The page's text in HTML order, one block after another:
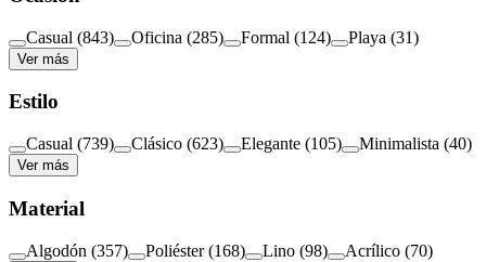
Casual (843) Oficina (285) Formal (124) Playa (31)
Ver más
Estilo
Casual (739) Clásico (623) Elegante (105) Minimalista (40)
Ver más
Material
Algodón (357) Poliéster (168) Lino (98) Acrílico (70)